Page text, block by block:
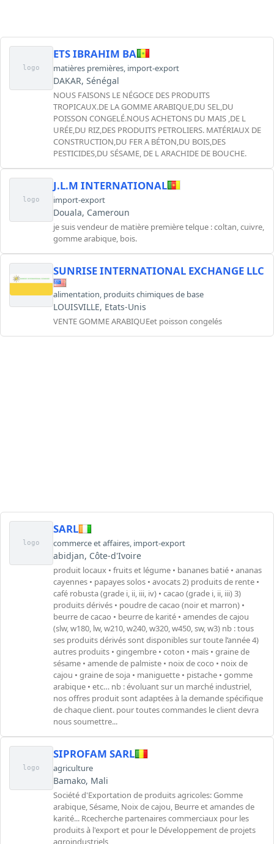
logo
ETS IBRAHIM BA
matières premières import-export
DAKAR, Sénégal
NOUS FAISONS LE NÉGOCE DES PRODUITS
TROPICAUX.DE LA GOMME ARABIQUE,DU SEL,DU
POISSON CONGELÉ.NOUS ACHETONS DU MAIS ,DE L
URÉE,DU RIZ,DES PRODUITS PETROLIERS. MATÉRIAUX DE
CONSTRUCTION,DU FER A BÉTON,DU BOIS,DES
PESTICIDES,DU SÉSAME, DE L ARACHIDE DE BOUCHE.
logo
J.L.M INTERNATIONAL
import-export
Douala, Cameroun
je suis vendeur de matière première telque : coltan, cuivre,
gomme arabique, bois.
SUNRISE INTERNATIONAL EXCHANGE LLC
alimentation, produits chimiques de base
LOUISVILLE, Etats-Unis
VENTE GOMME ARABIQUEet poisson congelés
logo
SARL
commerce et affaires, import-export
abidjan, Côte-d'Ivoire
produit locaux • fruits et légume • bananes batié • ananas
cayennes • papayes solos • avocats 2) produits de rente •
café robusta (grade i, ii, iii, iv) • cacao (grade i, ii, iii) 3)
produits dérivés • poudre de cacao (noir et marron) •
beurre de cacao • beurre de karité • amendes de cajou
(slw, w180, lw, w210, w240, w320, w450, sw, w3) nb : tous
ses produits dérivés sont disponibles sur toute l’année 4)
autres produits • gingembre • coton • maïs • graine de
sésame • amende de palmiste • noix de coco • noix de
cajou • graine de soja • maniguette • pistache • gomme
arabique • etc… nb : évoluant sur un marché industriel,
nos offres produit sont adaptées à la demande spécifique
de chaque client. pour toutes commandes le client devra
nous soumettre...
logo
SIPROFAM SARL
agriculture
Bamako, Mali
Société d'Exportation de produits agricoles: Gomme
arabique, Sésame, Noix de cajou, Beurre et amandes de
karité... Rcecherche partenaires commerciaux pour les
produits à l'export et pour le Développement de projets
agroindustriels